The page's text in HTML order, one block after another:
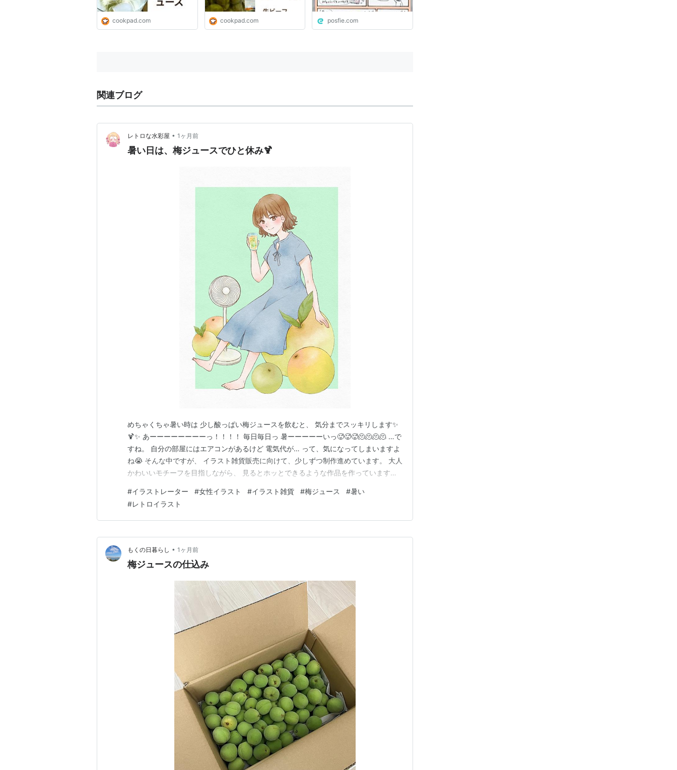
cookpad.com cookpad.com posfie.com
関連ブログ
レトロな水彩屋 • 1ヶ月前
暑い日は、梅ジュースでひと休み🍹
めちゃくちゃ暑い時は 少し酸っぱい梅ジュースを飲むと、 気分までスッキリします✨
🍹✨ あーーーーーーーーっ！！！！ 毎日毎日っ 暑ーーーーーいっ🥵🥵🥵🫠🫠🫠🫠 …で
すね。 自分の部屋にはエアコンがあるけど 電気代が… って、気になってしまいますよ
ね😭 そんな中ですが、 イラスト雑貨販売に向けて、少しずつ制作進めています。 大人
かわいいモチーフを目指しながら、 見るとホッとできるような作品を作っています。
思います。 出来上がりましたら、 報告しますね〜〜〜🙌 ランキング参加中創作 ラン
キング参加中描いたら見せたい！ …
#イラストレーター #女性イラスト #イラスト雑貨 #梅ジュース #暑い
#レトロイラスト
もくの日暮らし • 1ヶ月前
梅ジュースの仕込み